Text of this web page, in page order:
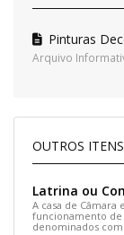
Pinturas
Arquivo
OUTROS
Latrina ou
A casa de Câmara
funcionamento de
denominados